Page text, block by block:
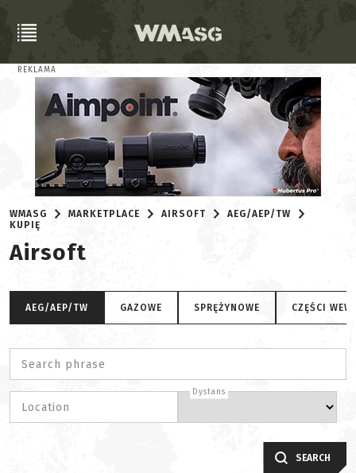
REKLAMA
WMASG MARKETPLACE AIRSOFT
AEG/AEP/TW
KUPIĘ
Airsoft
AEG/AEP/TW GAZOWE SPRĘŻYNOWE CZĘŚCI
Search phrase
Location
Dystans
SEARCH